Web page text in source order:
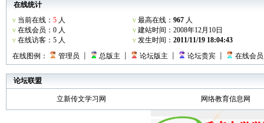
在线统计
v当前在线： 5人
v在线会员：0 人
v在线访客：5 人
v最高在线： 967人
v建站时间：2008年12月10日
v发生时间： 2011/11/19 18:04:43
在线图例：
管理员 ┋ 总版主 ┋ 论坛版主 ┋ 论坛贵宾 ┋ 在线会
论坛联盟
立新传文学习网 网络教育信息网